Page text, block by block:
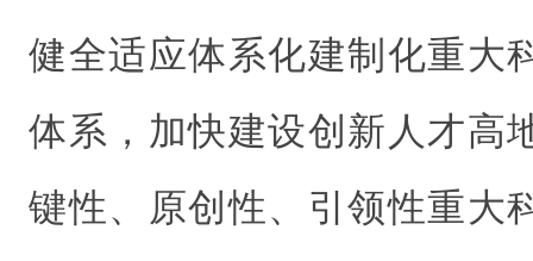
健全适应体系化建制化重大
体系，加快建设创新人才高
键性、原创性、引领性重大